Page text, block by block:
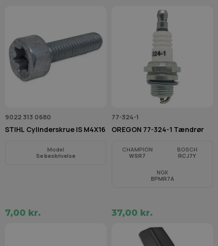
9022 313 0680
STIHL Cylinderskrue IS M4X16
Model
Se beskrivelse
7,00 kr.
77-324-1
OREGON 77-324-1 Tændrør
CHAMPION
WSR7
BOSCH
RCJ7Y
NGK
BPMR7A
37,00 kr.